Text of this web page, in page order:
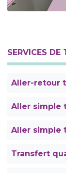
SERVICES DE
Aller-retour
Aller simple
Aller simple
Transfert